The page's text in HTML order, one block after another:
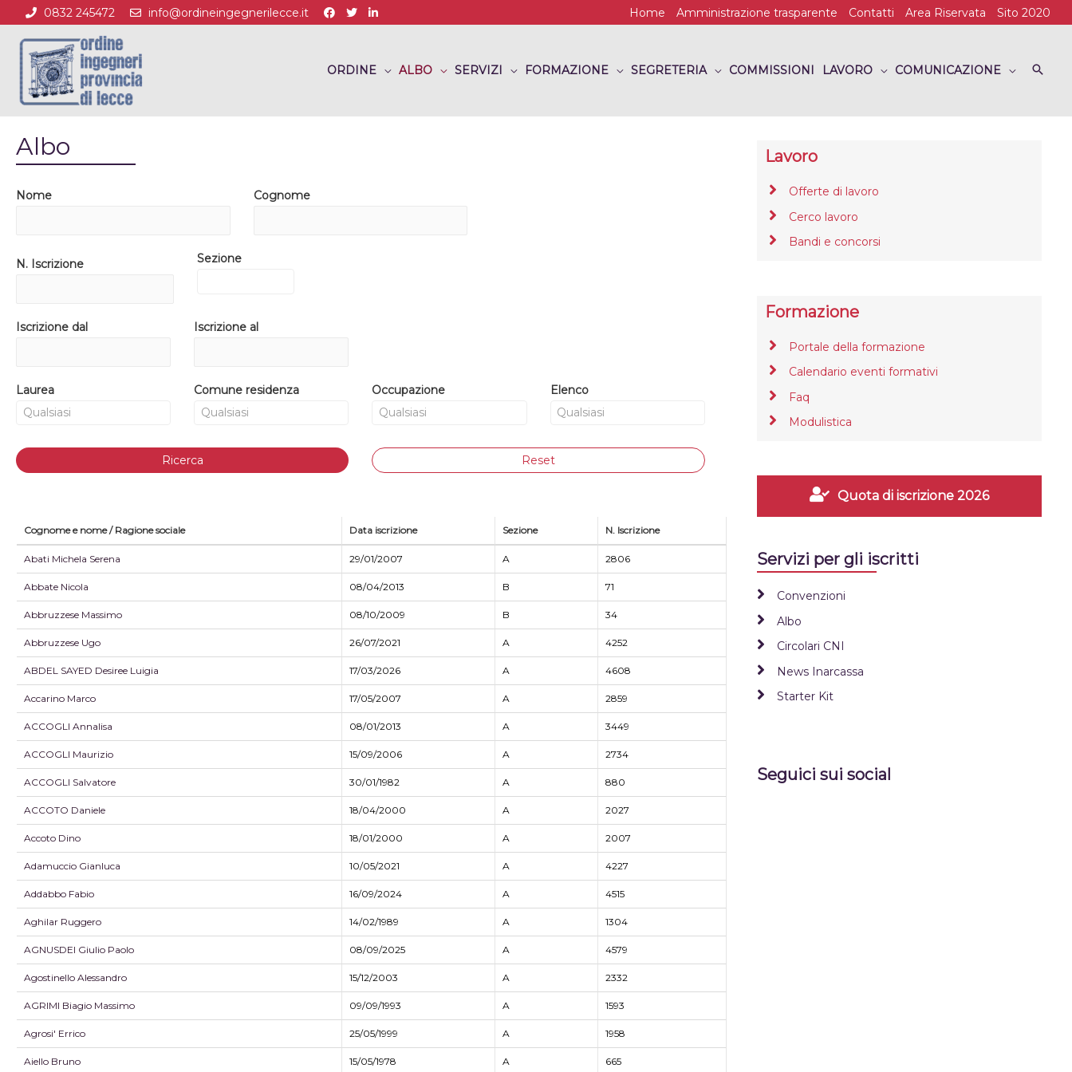
0832 245472 info@ordineingegnerilecce.it Home Amministrazione trasparente Contatti Area Riservata Sito 2020
ORDINE ALBO SERVIZI FORMAZIONE SEGRETERIA COMMISSIONI LAVORO COMUNICAZIONE
Albo
Nome Cognome
N. Iscrizione Sezione
Iscrizione dal Iscrizione al
Laurea Comune residenza Occupazione Elenco
Ricerca Reset
Cognome e nome / Ragione sociale Data iscrizione Sezione N. Iscrizione
Abati Michela Serena 29/01/2007 A 2806
Abbate Nicola 08/04/2013 B 71
Abbruzzese Massimo 08/10/2009 B 34
Abbruzzese Ugo 26/07/2021 A 4252
ABDEL SAYED Desiree Luigia 17/03/2026 A 4608
Accarino Marco 17/05/2007 A 2859
ACCOGLI Annalisa 08/01/2013 A 3449
ACCOGLI Maurizio 15/09/2006 A 2734
ACCOGLI Salvatore 30/01/1982 A 880
ACCOTO Daniele 18/04/2000 A 2027
Accoto Dino 18/01/2000 A 2007
Adamuccio Gianluca 10/05/2021 A 4227
Addabbo Fabio 16/09/2024 A 4515
Aghilar Ruggero 14/02/1989 A 1304
AGNUSDEI Giulio Paolo 08/09/2025 A 4579
Agostinello Alessandro 15/12/2003 A 2332
AGRIMI Biagio Massimo 09/09/1993 A 1593
Agrosi' Errico 25/05/1999 A 1958
Aiello Bruno 15/05/1978 A 665
Lavoro
Offerte di lavoro
Cerco lavoro
Bandi e concorsi
Formazione
Portale della formazione
Calendario eventi formativi
Faq
Modulistica
Quota di iscrizione 2026
Servizi per gli iscritti
Convenzioni
Albo
Circolari CNI
News Inarcassa
Starter Kit
Seguici sui social